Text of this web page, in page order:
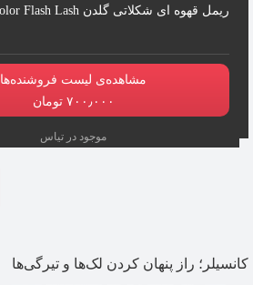
ریمل قهوه ای شکلاتی گلدن Color Flash Lash-(اصل)
مشاهده‌ی لیست فروشنده‌ها
۷۰۰٫۰۰۰ تومان
موجود در تیاس
کانسیلر؛ راز پنهان کردن لک‌ها و تیرگی‌ها